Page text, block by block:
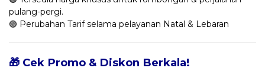
pulang-pergi.
🟢 Perubahan Tarif selama pelayanan Natal & Lebaran
🎁 Cek Promo & Diskon Berkala!